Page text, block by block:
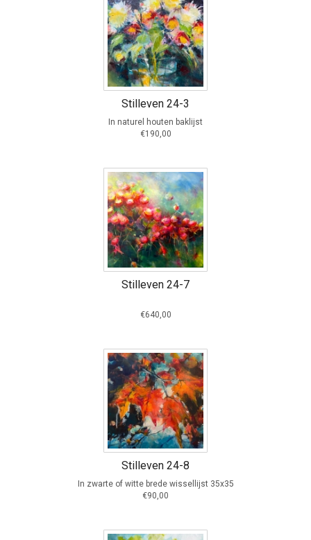
Stilleven 24-3
In naturel houten baklijst
€190,00
Stilleven 24-7
€640,00
Stilleven 24-8
In zwarte of witte brede wissellijst 35x35
€90,00